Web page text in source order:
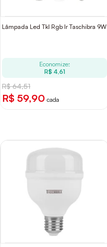
Lâmpada Led Tkl Rgb Ir Taschibra 9W
Economize:
R$ 4,61
R$ 64,51
R$ 59,90 cada